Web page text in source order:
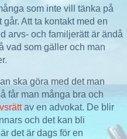
som inte vill tänka på
Att ta kontakt med en
arvs- och familjerätt är ändå
vad som gäller och man
ska göra med det man
får man många bra och
av en advokat. De blir
och det kan bli
det är dags för en